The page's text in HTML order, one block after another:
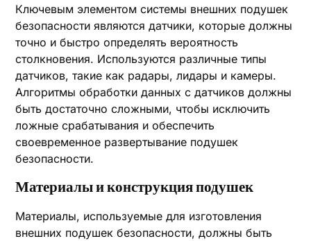
Ключевым элементом системы внешних подушек
безопасности являются датчики, которые должны
точно и быстро определять вероятность
столкновения. Используются различные типы
датчиков, такие как радары, лидары и камеры.
Алгоритмы обработки данных с датчиков должны
быть достаточно сложными, чтобы исключить
ложные срабатывания и обеспечить
своевременное развертывание подушек
безопасности.
Материалы и конструкция подушек
Материалы, используемые для изготовления
внешних подушек безопасности, должны быть